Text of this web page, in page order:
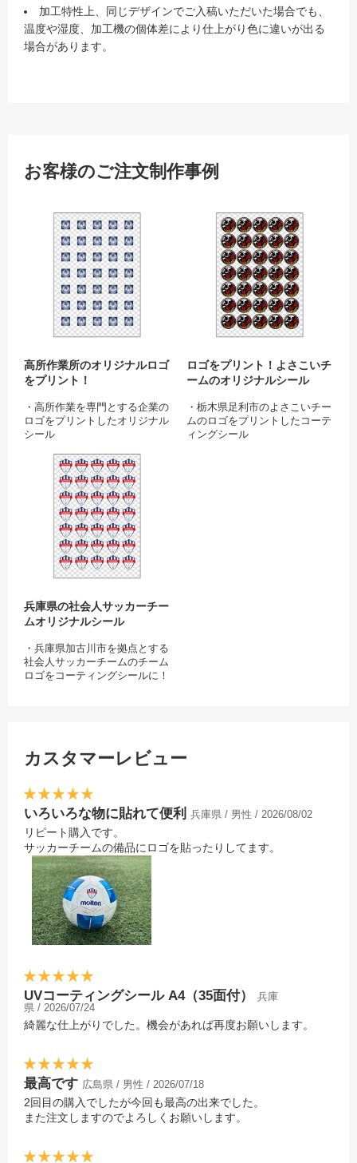
加工特性上、同じデザインでご入稿いただいた場合でも、
温度や湿度、加工機の個体差により仕上がり色に違いが出る
場合があります。
お客様のご注文制作事例
高所作業所のオリジナルロゴ
をプリント！
・高所作業を専門とする企業の
ロゴをプリントしたオリジナル
シール
高所での職人技感じさせるスタ
イリッシュで気品あるデザイ
・販促宣伝グッズとしてはもち
ろん、イベントノベルティ・周
年記念グッズなど幅広いシーン
で活躍してくれます。
ロゴをプリント！よさこいチ
ームのオリジナルシール
・栃木県足利市のよさこいチー
ムのロゴをプリントしたコーテ
ィングシール
兵庫県の社会人サッカーチー
ムオリジナルシール
・兵庫県加古川市を拠点とする
社会人サッカーチームのチーム
ロゴをコーティングシールに！
なアイテムに張り付けることが
できるので気軽にオリジナルグ
カスタマーレビュー
いろいろな物に貼れて便利 兵庫県 / 男性 / 2026/08/02
リピート購入です。
サッカーチームの備品にロゴを貼ったりしてます。
UVコーティングシール A4（35面付）
兵庫
県 / 2026/07/24
綺麗な仕上がりでした。機会があれば再度お願いします。
最高です 広島県 / 男性 / 2026/07/18
2回目の購入でしたが今回も最高の出来でした。
また注文しますのでよろしくお願いします。